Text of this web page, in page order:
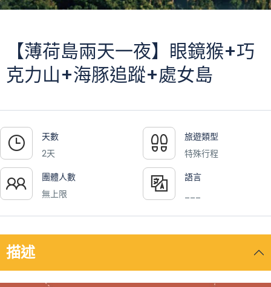
【薄荷島兩天一夜】眼鏡猴+巧
克力山+海豚追蹤+處女島
天數
2天
旅遊類型
特殊行程
團體人數
無上限
語言
描述